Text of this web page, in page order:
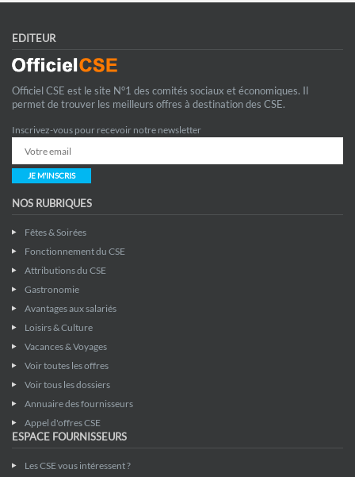
EDITEUR
Officiel CSE est le site N°1 des comités sociaux et économiques. Il
permet de trouver les meilleurs offres à destination des CSE.
Inscrivez-vous pour recevoir notre newsletter
JE M'INSCRIS
NOS RUBRIQUES
Fêtes & Soirées
Fonctionnement du CSE
Attributions du CSE
Gastronomie
Avantages aux salariés
Loisirs & Culture
Vacances & Voyages
Voir toutes les offres
Voir tous les dossiers
Annuaire des fournisseurs
Appel d'offres CSE
ESPACE FOURNISSEURS
Les CSE vous intéressent ?